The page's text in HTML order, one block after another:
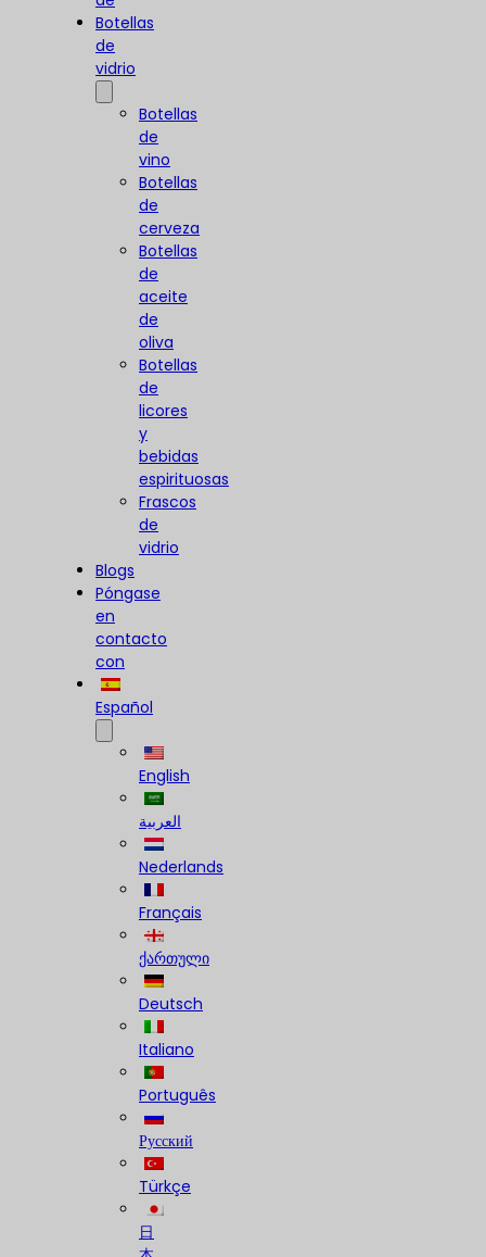
Botellas
de
vidrio
Botellas
de
vino
Botellas
de
cerveza
Botellas
de
aceite
de
oliva
Botellas
de
licores
y
bebidas
espirituosas
Frascos
de
vidrio
Blogs
Póngase
en
contacto
con
Español
English
العربية
Nederlands
Français
ქართული
Deutsch
Italiano
Português
Русский
Türkçe
日